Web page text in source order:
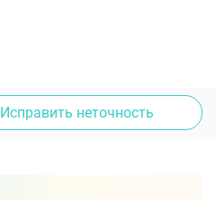
Исправить неточность